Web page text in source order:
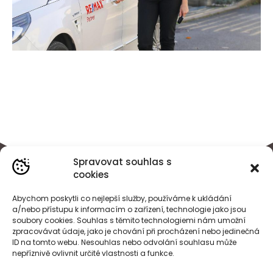
Spravovat souhlas s
cookies
Abychom poskytli co nejlepší služby, používáme k ukládání
a/nebo přístupu k informacím o zařízení, technologie jako jsou
soubory cookies. Souhlas s těmito technologiemi nám umožní
zpracovávat údaje, jako je chování při procházení nebo jedinečná
ID na tomto webu. Nesouhlas nebo odvolání souhlasu může
nepříznivě ovlivnit určité vlastnosti a funkce.